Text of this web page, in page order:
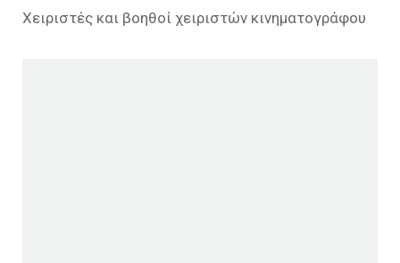
Χειριστές και βοηθοί χειριστών κινηματογράφου